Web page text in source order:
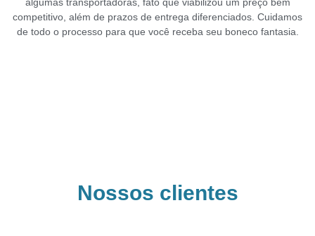
competitivo, além de prazos de entrega diferenciados. Cuidamos
de todo o processo para que você receba seu boneco fantasia.
Nossos clientes